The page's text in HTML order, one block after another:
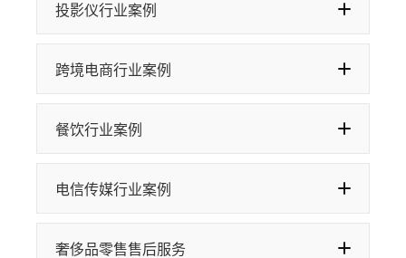
投影仪行业案例
跨境电商行业案例
餐饮行业案例
电信传媒行业案例
奢侈品零售售后服务